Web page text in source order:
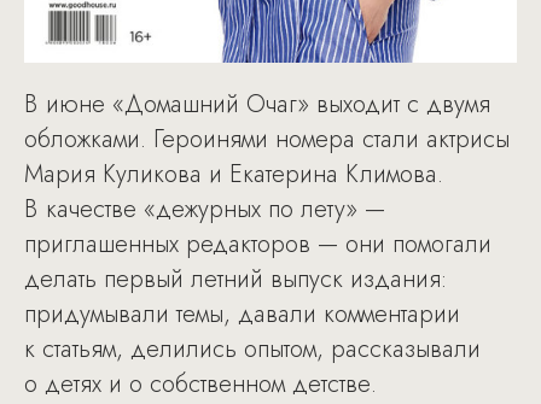
В июне «Домашний Очаг» выходит с двумя
обложками. Героинями номера стали актрисы
Мария Куликова и Екатерина Климова.
В качестве «дежурных по лету» —
приглашенных редакторов — они помогали
делать первый летний выпуск издания:
придумывали темы, давали комментарии
к статьям, делились опытом, рассказывали
о детях и о собственном детстве.